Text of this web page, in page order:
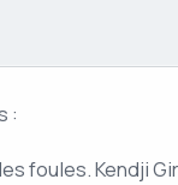
:
foules. Kendji